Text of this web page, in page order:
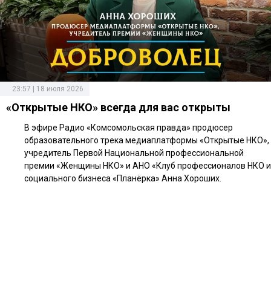
23:57 | 18 июля 2026
«Открытые НКО» всегда для вас открыты
В эфире Радио «Комсомольская правда» продюсер
образовательного трека медиаплатформы «Открытые НКО»,
учредитель Первой Национальной профессиональной
премии «Женщины НКО» и АНО «Клуб профессионалов НКО и
социального бизнеса «Планёрка» Анна Хороших.